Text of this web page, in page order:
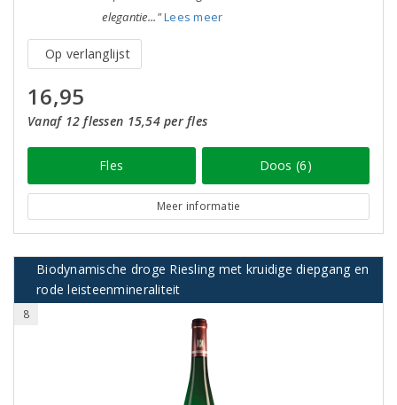
elegantie..."Lees meer
Op verlanglijst
16,95
Vanaf 12 flessen 15,54 per fles
Fles Doos (6)
Meer informatie
Biodynamische droge Riesling met kruidige diepgang en
rode leisteenmineraliteit
8